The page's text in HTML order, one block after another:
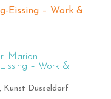
Marion
– Work &
, Kunst Düsseldorf